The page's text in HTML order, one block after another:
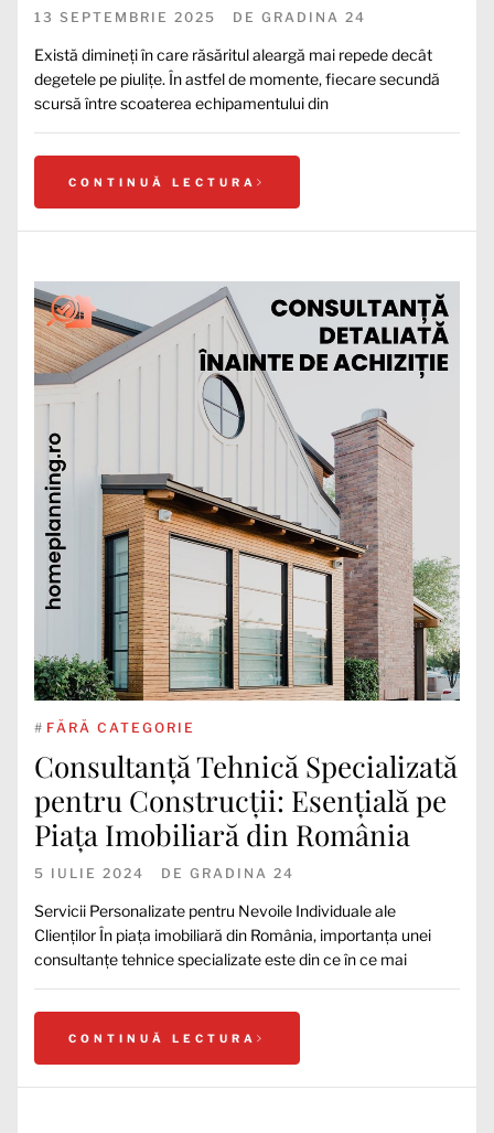
13 SEPTEMBRIE 2025 DE GRADINA 24
Există dimineți în care răsăritul aleargă mai repede decât
degetele pe piulițe. În astfel de momente, fiecare secundă
scursă între scoaterea echipamentului din
CONTINUĂ LECTURA
# FĂRĂ CATEGORIE
Consultanță Tehnică Specializată
pentru Construcții: Esențială pe
Piața Imobiliară din România
5 IULIE 2024 DE GRADINA 24
Servicii Personalizate pentru Nevoile Individuale ale
Clienților În piața imobiliară din România, importanța unei
consultanțe tehnice specializate este din ce în ce mai
CONTINUĂ LECTURA